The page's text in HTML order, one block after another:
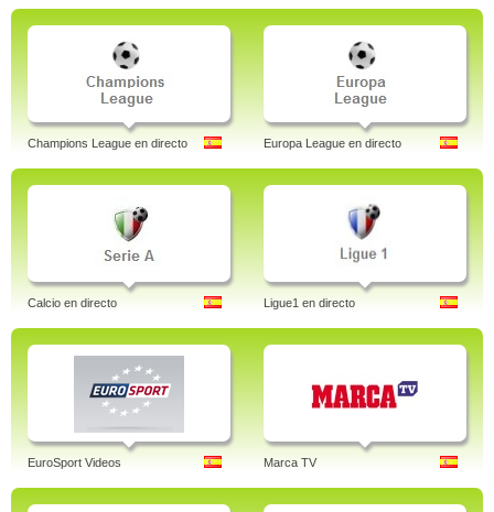
Champions League en directo Europa League en directo
Calcio en directo Ligue1 en directo
EuroSport Videos Marca TV